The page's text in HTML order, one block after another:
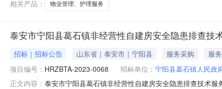
相关产品：
物业管理、护理服务
泰安市宁阳县葛石镇非经营性自建房安全隐患排查技
招标｜招标公告 山东省｜泰安市｜宁阳县 服务采购
服务
项目编号： HRZBTA-2023-0068 招标单位： 宁阳县葛石镇人民政
正文内容： 泰安市宁阳县葛石镇非经营性自建房安全隐患排查技术